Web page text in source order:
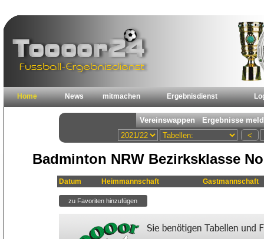
Home News mitmachen Ergebnisdienst
Badminton NRW Bezirksklasse
Datum Heimmannschaft Gastmannschaft